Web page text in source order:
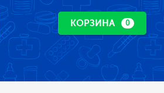
КОРЗИНА 0